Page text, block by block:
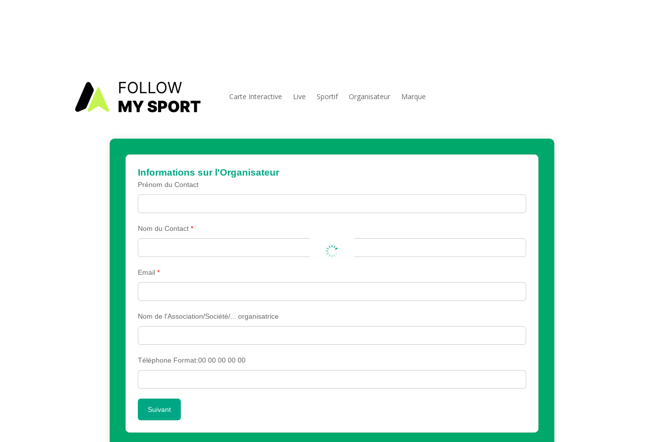
Carte Interactive Live Sportif Organisateur Marque
Informations sur l'Organisateur
Prénom du Contact
Nom du Contact *
Email *
Nom de l'Association/Société/... organisatrice
Téléphone Format:00 00 00 00 00
Suivant